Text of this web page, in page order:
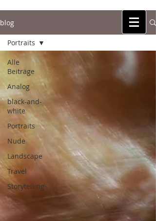
blog
Alle
Beiträge
Analog
black-and-
white
Portraits
Nude
Landscape
Travel
Storytelling
Portraits